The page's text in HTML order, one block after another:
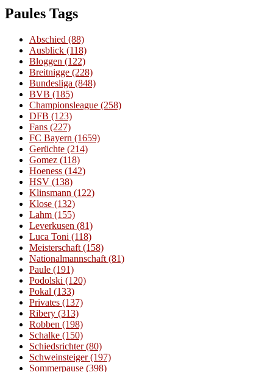
Paules Tags
Abschied (88)
Ausblick (118)
Bloggen (122)
Breitnigge (228)
Bundesliga (848)
BVB (185)
Championsleague (258)
DFB (123)
Fans (227)
FC Bayern (1659)
Gerüchte (214)
Gomez (118)
Hoeness (142)
HSV (138)
Klinsmann (122)
Klose (132)
Lahm (155)
Leverkusen (81)
Luca Toni (118)
Meisterschaft (158)
Nationalmannschaft (81)
Paule (191)
Podolski (120)
Pokal (133)
Privates (137)
Ribery (313)
Robben (198)
Schalke (150)
Schiedsrichter(80)
Schweinsteiger(197)
Sommerpause (398)